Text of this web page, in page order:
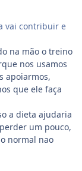
vai contribuir e
na mão o treino
nos usamos
apoiarmos,
que ele faça
a dieta ajudaria
um pouco,
normal nao